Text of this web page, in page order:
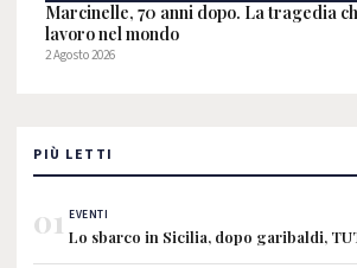
Marcinelle, 70 anni dopo. La tragedia
lavoro nel mondo
2 Agosto 2026
PIÙ LETTI
01 EVENTI
Lo sbarco in Sicilia, dopo garibaldi,